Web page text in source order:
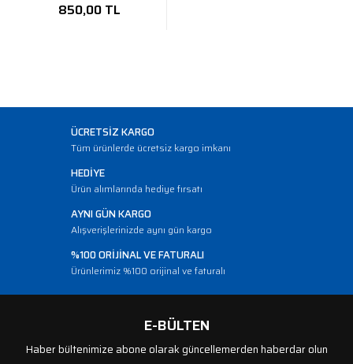
850,00 TL
ÜCRETSİZ KARGO
Tüm ürünlerde ücretsiz kargo imkanı
HEDİYE
Ürün alımlarında hediye fırsatı
AYNI GÜN KARGO
Alışverişlerinizde aynı gün kargo
%100 ORİJİNAL VE FATURALI
Ürünlerimiz %100 orijinal ve faturalı
E-BÜLTEN
Haber bültenimize abone olarak güncellemerden haberdar olun